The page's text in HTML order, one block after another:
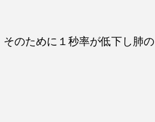
のために１秒率が低下し肺の